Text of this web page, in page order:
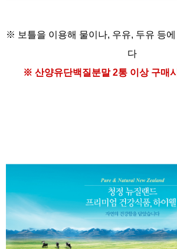
※ 보틀을 이용해 물이나, 우유, 두유 등에
다
※ 산양유단백질분말2통 이상 구매시